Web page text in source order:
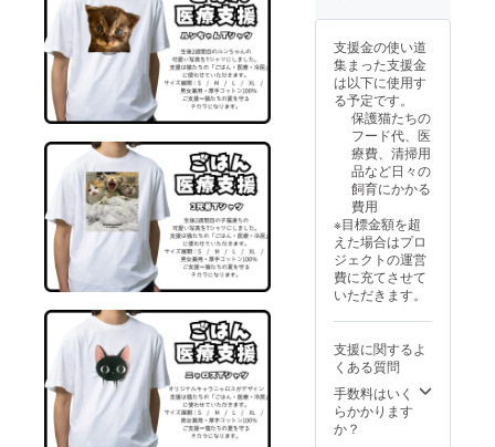
ご支援
のお気
持ちに
応じた
ご選択
となり
ます。
え、本
りがと
うござ
いま
す。 ※
このリ
ターン
は3,000
円／
5,000円
10,000
円のリ
ターン
と内容
は同一
です。
違いは
ご支援
者さま
のお気
持ちに
容：支
定の、
とって
おきの
猫たち
の日常
写真を
厳選！
「あり
がと
気持ち
を、猫
たちの
表情に
込め
て。
あたた
かな支
え、本
当にあ
りがと
支援金の使い道
集まった支援金
は以下に使用す
る予定です。
保護猫たちの
フード代、医
療費、清掃用
品など日々の
飼育にかかる
費用
※目標金額を超
えた場合はプロ
ジェクトの運営
費に充てさせて
いただきます。
支援に関するよ
くある質問
手数料はいく
らかかります
か？